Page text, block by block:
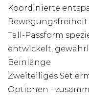
Koordinierte
Tall-Passform
entwickelt,
Beinlänge
Zweiteiliges Set
Optionen -